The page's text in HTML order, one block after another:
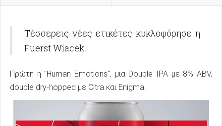
Τέσσερεις νέες ετικέτες κυκλοφόρησε η
Fuerst Wiacek.
Πρώτη η "Human Emotions", μια Double IPA με 8% ABV,
double dry-hopped με Citra και Enigma.